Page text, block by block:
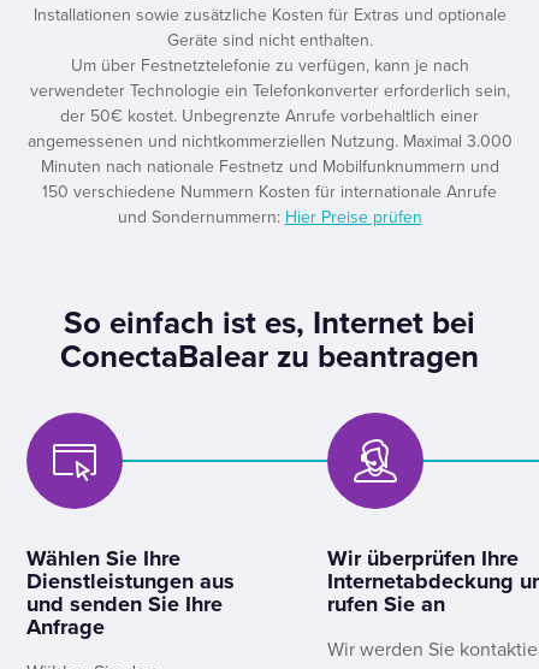
Installationen sowie zusätzliche Kosten für Extras und optionale
Geräte sind nicht enthalten.
Um über Festnetztelefonie zu verfügen, kann je nach
verwendeter Technologie ein Telefonkonverter erforderlich sein,
der 50€ kostet. Unbegrenzte Anrufe vorbehaltlich einer
angemessenen und nichtkommerziellen Nutzung. Maximal 3.000
Minuten nach nationale Festnetz und Mobilfunknummern und
150 verschiedene Nummern Kosten für internationale Anrufe
und Sondernummern: Hier Preise prüfen
So einfach ist es, Internet bei
ConectaBalear zu beantragen
Wählen Sie Ihre
Dienstleistungen aus
und senden Sie Ihre
Anfrage
Wir überprüfen Ihre
Internetabdeckung
rufen Sie an
Wir werden Sie